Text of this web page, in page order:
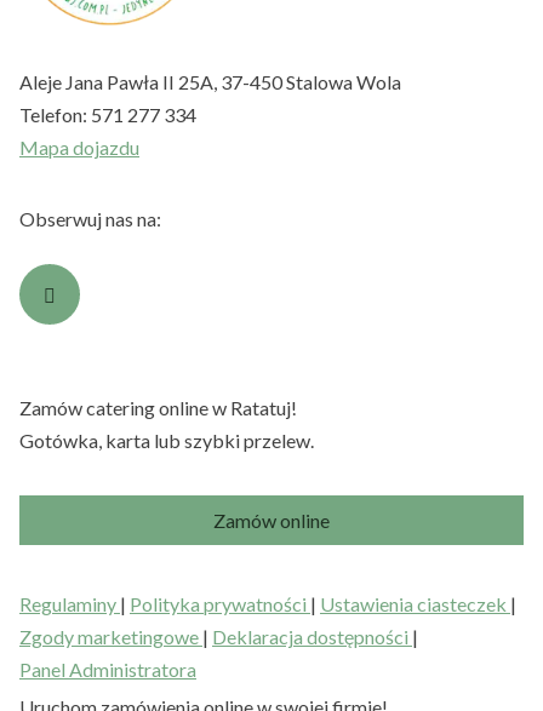
Aleje Jana Pawła II 25A, 37-450 Stalowa Wola
Telefon: 571 277 334
Mapa dojazdu
Obserwuj nas na:
Zamów catering online w Ratatuj!
Gotówka, karta lub szybki przelew.
Zamów online
Regulaminy | Polityka prywatności | Ustawienia ciasteczek |
Zgody marketingowe | Deklaracja dostępności |
Panel Administratora